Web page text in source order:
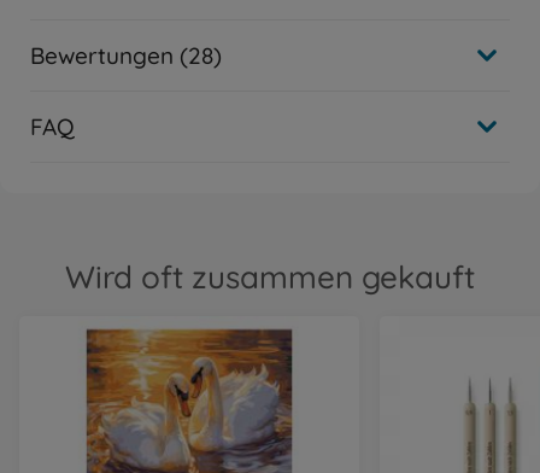
Bewertungen (28)
FAQ
Wird oft zusammen gekauft